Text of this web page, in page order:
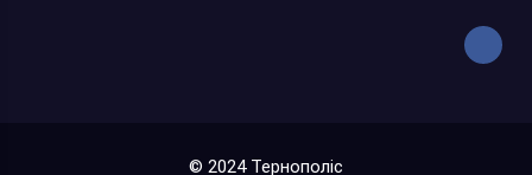
© 2024 Тернополіс